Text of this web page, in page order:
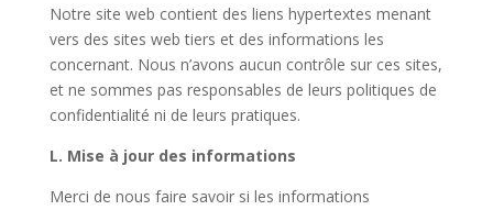
Notre site web contient des liens hypertextes menant
vers des sites web tiers et des informations les
concernant. Nous n’avons aucun contrôle sur ces sites,
et ne sommes pas responsables de leurs politiques de
confidentialité ni de leurs pratiques.
L. Mise à jour des informations
Merci de nous faire savoir si les informations